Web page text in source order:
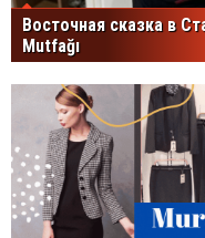
Восточная сказка в
Mutfağı